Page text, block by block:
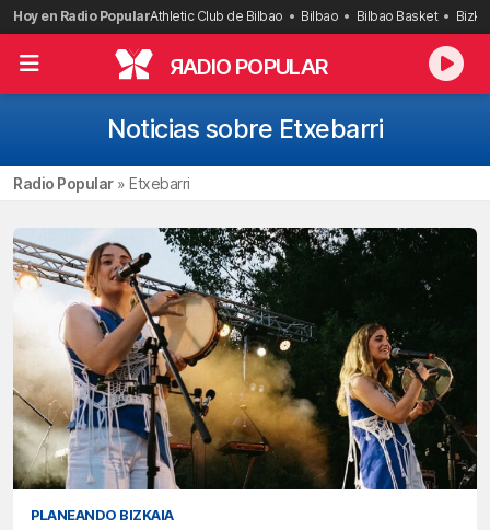
Saltar
al
contenido
Hoy en Radio PopularAthletic Club de Bilbao Bilbao Bilbao Basket
RADIO POPULAR
Noticias sobre Etxebarri
Radio Popular» Etxebarri
PLANEANDO BIZKAIA